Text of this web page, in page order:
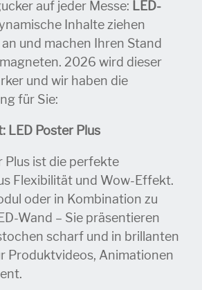
auf jeder Messe: LED-
Inhalte ziehen
und machen Ihren Stand
2026 wird dieser
und wir haben die
für Sie:
LED Poster Plus
Plus ist die perfekte
Flexibilität und Wow-Effekt.
oder in Kombination zu
Wand – Sie präsentieren
scharf und in brillanten
Produktvideos, Animationen